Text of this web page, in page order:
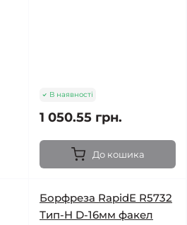
В наявності
1 050.55 грн.
До кошика
Борфреза RapidE R5732
Тип-H D-16мм факел